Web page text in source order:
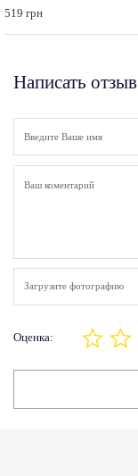
519 грн
Написать отзыв
Загрузите фотографию
Оценка: